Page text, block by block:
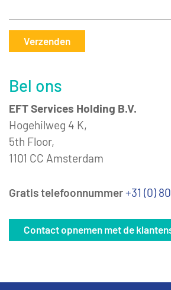
Verzenden
Bel ons
EFT Services Holding B.V.
Hogehilweg 4 K,
5th Floor,
1101 CC Amsterdam
Gratis telefoonnummer+31 (0)
Contact opnemen met de